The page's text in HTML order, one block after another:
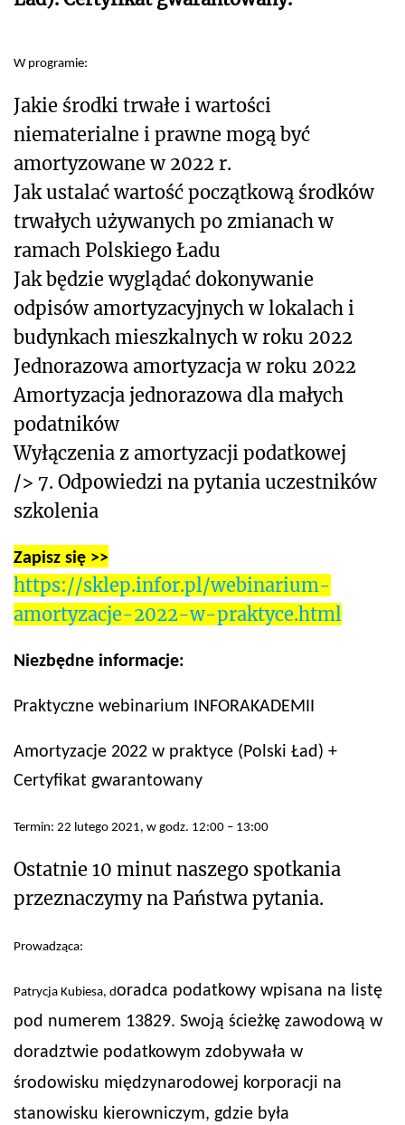
W programie:
Jakie środki trwałe i wartości
niematerialne i prawne mogą być
amortyzowane w 2022 r.
Jak ustalać wartość początkową środków
trwałych używanych po zmianach w
ramach Polskiego Ładu
Jak będzie wyglądać dokonywanie
odpisów amortyzacyjnych w lokalach i
budynkach mieszkalnych w roku 2022
Jednorazowa amortyzacja w roku 2022
Amortyzacja jednorazowa dla małych
podatników
Wyłączenia z amortyzacji podatkowej
/> 7. Odpowiedzi na pytania uczestników
szkolenia
Zapisz się >>
https://sklep.infor.pl/webinarium-
amortyzacje-2022-w-praktyce.html
Niezbędne informacje:
Praktyczne webinarium INFORAKADEMII
Amortyzacje 2022 w praktyce (Polski Ład) +
Certyfikat gwarantowany
Termin: 22 lutego 2021, w godz. 12:00 – 13:00
Ostatnie 10 minut naszego spotkania
przeznaczymy na Państwa pytania.
Prowadząca:
Patrycja Kubiesa, doradca podatkowy wpisana na listę
pod numerem 13829. Swoją ścieżkę zawodową w
doradztwie podatkowym zdobywała w
środowisku międzynarodowej korporacji na
stanowisku kierowniczym, gdzie była